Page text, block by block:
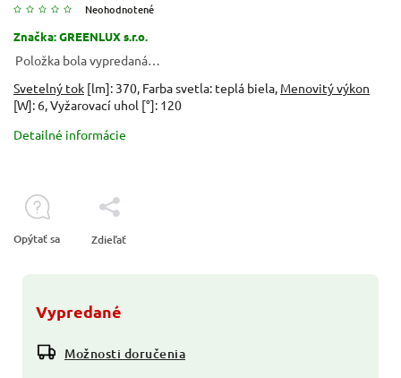
Neohodnotené
Značka:GREENLUX s.r.o.
Vypredané
Možnosti doručenia
Položka bola vypredaná…
Svetelný tok [lm]: 370, Farba svetla: teplá biela, Menovitý výkon
[W]: 6, Vyžarovací uhol [°]: 120
Detailné informácie
Opýtať sa Zdieľať